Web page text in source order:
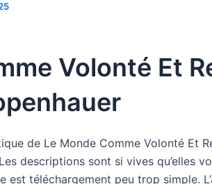
Volonté Et
de Le Monde Comme Volonté Et
descriptions sont si vives qu’elles
est téléchargement peu trop simple.